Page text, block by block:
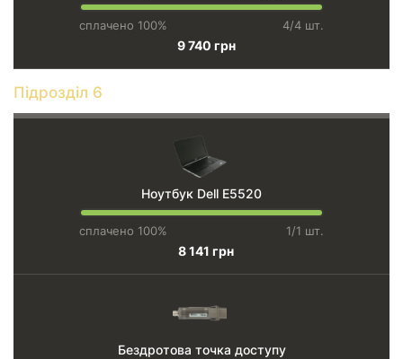
сплачено 100% 4/4 шт.
9 740 грн
Підрозділ 6
Ноутбук Dell E5520
сплачено 100% 1/1 шт.
8 141 грн
Бездротова точка доступу